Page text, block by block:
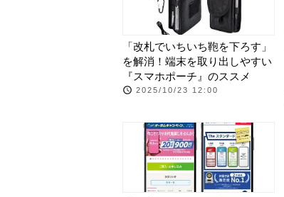
「改札でいちいち鞄を下ろす」
を解消！端末を取り出しやすい
『スマホポーチ』のススメ
2025/10/23 12:00